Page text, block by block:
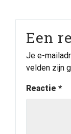
Een
Je e-
velden zijn
Reactie *